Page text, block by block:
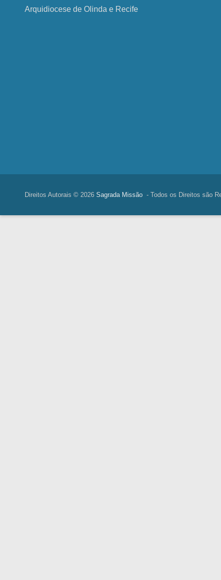
Arquidiocese de Olinda e Recife
Direitos Autorais © 2026 Sagrada Missão - Todos os Direitos são